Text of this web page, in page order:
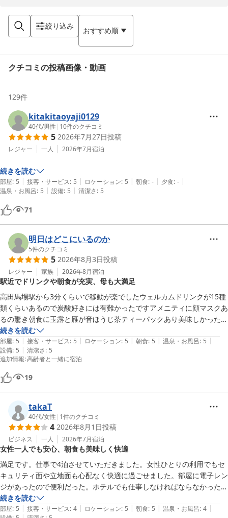
絞り込み おすすめ順
クチコミの投稿画像・動画
129件
kitakitaoyaji0129
40代/男性 | 10件のクチコミ
5 2026年7月27日投稿
レジャー 一人 2026年7月宿泊
続きを読む
部屋: 5 | 接客・サービス: 5 | ロケーション: 5 | 朝食: - | 夕食: - |
温泉・お風呂: 5 | 設備: 5 | 清潔さ: 5
71
明日はどこにいるのか
5件のクチコミ
5 2026年8月3日投稿
レジャー 家族 2026年8月宿泊
駅近でドリンクや朝食が充実、母も大満足
高田馬場駅から3分くらいで移動が楽でしたウェルカムドリンクが15種
類くらいあるので炭酸好きには有難かったですアメニティに顔マスクあ
るの驚き朝食に玉露と雁が音ほうじ茶ティーパックあり美味しかった母
は小瓶入りのマンゴープリンが気に入り喜んでおりました
続きを読む
部屋: 5 | 接客・サービス: 5 | ロケーション: 5 | 朝食: 5 | 温泉・お風呂: 5 |
設備: 5 | 清潔さ: 5
追加情報:高齢者と一緒に宿泊
19
takaT
40代/女性 | 1件のクチコミ
4 2026年8月1日投稿
ビジネス 一人 2026年7月宿泊
女性一人でも安心、朝食も美味しく快適
満足です。仕事で4泊させていただきました。女性ひとりの利用でもセ
キュリティ面や立地面も心配なく快適に過ごせました。部屋に電子レン
ジがあったので便利だった。ホテルでも仕事しなければならなかったの
で、仕事ができるくらいの机と椅子があったこともとても良かった。た
だ、私が操作できなかっただけかもしれませんが、仕事するには部屋の
続きを読む
部屋: 5 | 接客・サービス: 4 | ロケーション: 5 | 朝食: 5 | 温泉・お風呂: 4 |